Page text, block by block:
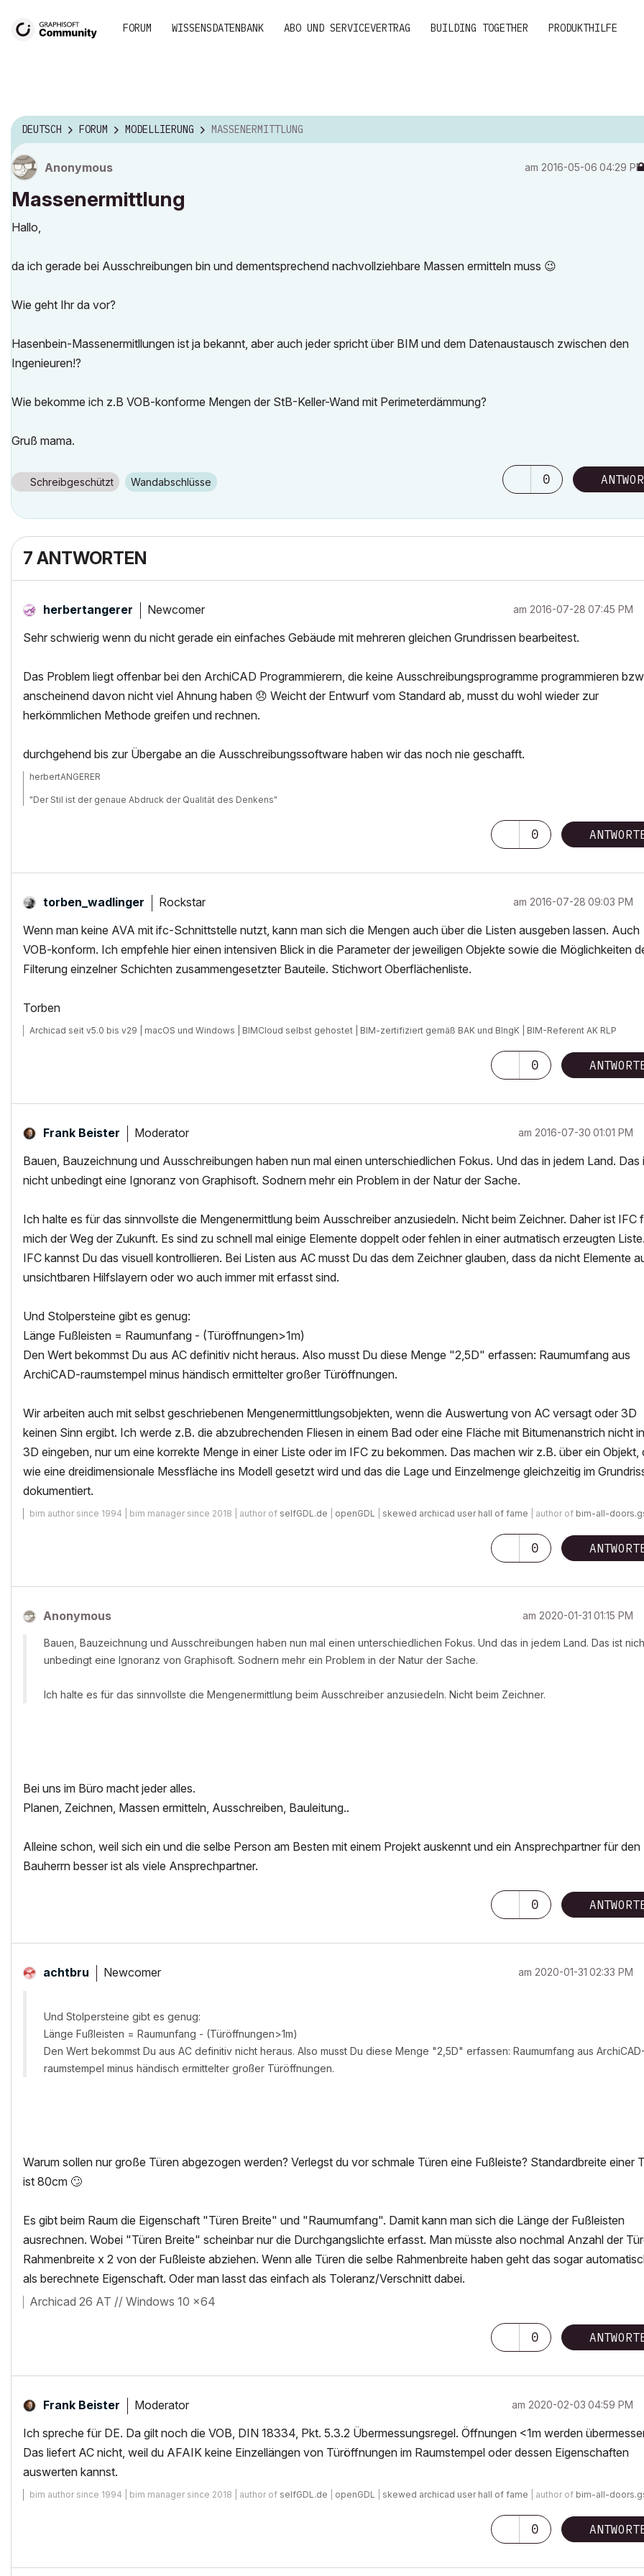
FORUM WISSENSDATENBANK ABO UND SERVICEVERTRAG BUILDING TOGETHER PRODUKTHILFE
DEUTSCH FORUM MODELLIERUNG MASSENERMITTLUNG
Anonymous am ‎2016-05-06 04:29 PM
Massenermittlung
Hallo,
da ich gerade bei Ausschreibungen bin und dementsprechend nachvollziehbare Massen ermitteln muss 😉
Wie geht Ihr da vor?
Hasenbein-Massenermitllungen ist ja bekannt, aber auch jeder spricht über BIM und dem Datenaustausch zwischen den
Ingenieuren!?
Wie bekomme ich z.B VOB-konforme Mengen der StB-Keller-Wand mit Perimeterdämmung?
Gruß mama.
Schreibgeschützt Wandabschlüsse 0
7 ANTWORTEN
herbertangerer Newcomer am ‎2016-07-28 07:45 PM
Sehr schwierig wenn du nicht gerade ein einfaches Gebäude mit mehreren gleichen Grundrissen bearbeitest.
Das Problem liegt offenbar bei den ArchiCAD Programmierern, die keine Ausschreibungsprogramme programmieren
anscheinend davon nicht viel Ahnung haben 😞 Weicht der Entwurf vom Standard ab, musst du wohl wieder zur
herkömmlichen Methode greifen und rechnen.
durchgehend bis zur Übergabe an die Ausschreibungssoftware haben wir das noch nie geschafft.
herbertANGERER
"Der Stil ist der genaue Abdruck der Qualität des Denkens"
ARCHICAD seit 10(edu, ab 15 vollAUT) ArchiCAD 21AUT| 15" MBPro Retina, 2,8 GHz Intel Core i7, 16 GB RAM, OSX
0
torben_wadlinger Rockstar am ‎2016-07-28 09:03 PM
Wenn man keine AVA mit ifc-Schnittstelle nutzt, kann man sich die Mengen auch über die Listen ausgeben lassen. Auch
VOB-konform. Ich empfehle hier einen intensiven Blick in die Parameter der jeweiligen Objekte sowie die Möglichkeiten
Filterung einzelner Schichten zusammengesetzter Bauteile. Stichwort Oberflächenliste.
Torben
Archicad seit v5.0 bis v29 | macOS und Windows | BIMCloud selbst gehostet | BIM-zertifiziert gemäß BAK und BIngK | BIM-Referent AK RLP
0
Frank Beister Moderator am ‎2016-07-30 01:01 PM
Bauen, Bauzeichnung und Ausschreibungen haben nun mal einen unterschiedlichen Fokus. Und das in jedem Land. Das
nicht unbedingt eine Ignoranz von Graphisoft. Sodnern mehr ein Problem in der Natur der Sache.
Ich halte es für das sinnvollste die Mengenermittlung beim Ausschreiber anzusiedeln. Nicht beim Zeichner. Daher ist IFC
mich der Weg der Zukunft. Es sind zu schnell mal einige Elemente doppelt oder fehlen in einer autmatisch erzeugten
IFC kannst Du das visuell kontrollieren. Bei Listen aus AC musst Du das dem Zeichner glauben, dass da nicht Elemente
unsichtbaren Hilfslayern oder wo auch immer mit erfasst sind.
Und Stolpersteine gibt es genug:
Länge Fußleisten = Raumunfang - (Türöffnungen>1m)
Den Wert bekommst Du aus AC definitiv nicht heraus. Also musst Du diese Menge "2,5D" erfassen: Raumumfang aus
ArchiCAD-raumstempel minus händisch ermittelter großer Türöffnungen.
Wir arbeiten auch mit selbst geschriebenen Mengenermittlungsobjekten, wenn die Auswertung von AC versagt oder 3D
keinen Sinn ergibt. Ich werde z.B. die abzubrechenden Fliesen in einem Bad oder eine Fläche mit Bitumenanstrich nicht
3D eingeben, nur um eine korrekte Menge in einer Liste oder im IFC zu bekommen. Das machen wir z.B. über ein Objekt,
wie eine dreidimensionale Messfläche ins Modell gesetzt wird und das die Lage und Einzelmenge gleichzeitig im
dokumentiert.
bim author since 1994 | bim manager since 2018 | author of selfGDL.de openGDL skewed archicad user hall of fame | author of bim-all-
0
Anonymous am ‎2020-01-31 01:15 PM
Bauen, Bauzeichnung und Ausschreibungen haben nun mal einen unterschiedlichen Fokus. Und das in jedem Land. Das ist
unbedingt eine Ignoranz von Graphisoft. Sodnern mehr ein Problem in der Natur der Sache.
Ich halte es für das sinnvollste die Mengenermittlung beim Ausschreiber anzusiedeln. Nicht beim Zeichner.
Bei uns im Büro macht jeder alles.
Planen, Zeichnen, Massen ermitteln, Ausschreiben, Bauleitung..
Alleine schon, weil sich ein und die selbe Person am Besten mit einem Projekt auskennt und ein Ansprechpartner für den
Bauherrn besser ist als viele Ansprechpartner.
0
achtbru Newcomer am ‎2020-01-31 02:33 PM
Und Stolpersteine gibt es genug:
Länge Fußleisten = Raumunfang - (Türöffnungen>1m)
Den Wert bekommst Du aus AC definitiv nicht heraus. Also musst Du diese Menge "2,5D" erfassen: Raumumfang aus
raumstempel minus händisch ermittelter großer Türöffnungen.
Warum sollen nur große Türen abgezogen werden? Verlegst du vor schmale Türen eine Fußleiste? Standardbreite einer
ist 80cm 🙄
Es gibt beim Raum die Eigenschaft "Türen Breite" und "Raumumfang". Damit kann man sich die Länge der Fußleisten
ausrechnen. Wobei "Türen Breite" scheinbar nur die Durchgangslichte erfasst. Man müsste also nochmal Anzahl der
Rahmenbreite x 2 von der Fußleiste abziehen. Wenn alle Türen die selbe Rahmenbreite haben geht das sogar
als berechnete Eigenschaft. Oder man lasst das einfach als Toleranz/Verschnitt dabei.
Archicad 26 AT // Windows 10 x64
0
Frank Beister Moderator am ‎2020-02-03 04:59 PM
Ich spreche für DE. Da gilt noch die VOB, DIN 18334, Pkt. 5.3.2 Übermessungsregel. Öffnungen <1m werden
Das liefert AC nicht, weil du AFAIK keine Einzellängen von Türöffnungen im Raumstempel oder dessen Eigenschaften
auswerten kannst.
bim author since 1994 | bim manager since 2018 | author of selfGDL.de openGDL skewed archicad user hall of fame | author of bim-all-
0